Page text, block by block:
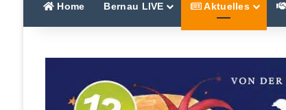
Home Bernau LIVE Aktuelles